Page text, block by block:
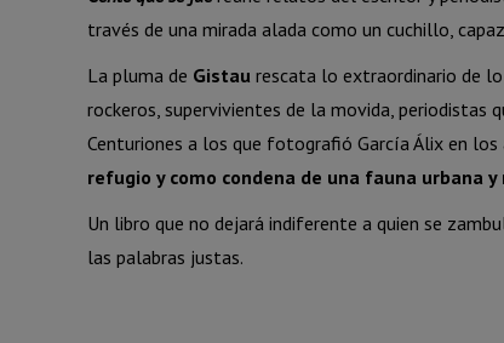
través de una mirada alada como un cuchillo,
La pluma de Gistau rescata lo extraordinario de lo
rockeros, supervivientes de la movida, periodistas
Centuriones a los que fotografió García Álix en
refugio y como condena de una fauna urbana
Un libro que no dejará indiferente a quien se
las palabras justas.